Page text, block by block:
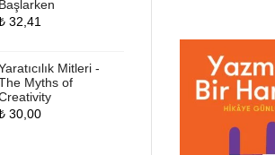
Başlarken
32,41
Mitleri -
Myths of
30,00